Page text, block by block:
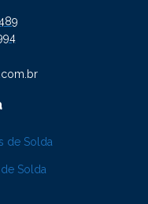
de Solda
Solda